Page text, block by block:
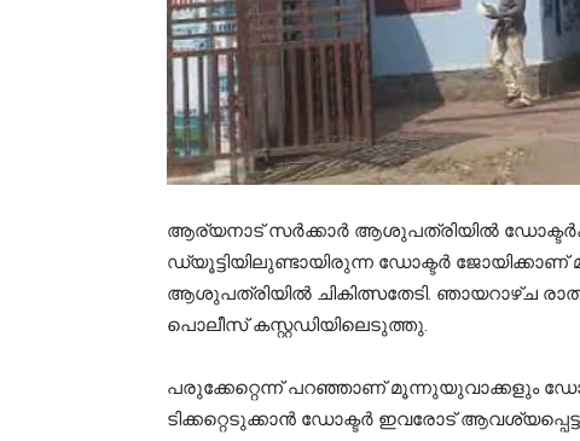
ആര്യനാട് സർക്കാർ ആശുപത്രിയില്‍
ഡ്യൂട്ടിയിലുണ്ടായിരുന്ന ഡോക്ടര്‍ ജോയിക്കാണ്
ആശുപത്രിയില്‍ ചികിത്സതേടി. ഞായറാഴ്ച
പൊലീസ് കസ്റ്റഡിയിലെടുത്തു.
പരുക്കേറ്റെന്ന് പറഞ്ഞാണ് മൂന്നുയുവാക്കളും
ടിക്കറ്റെടുക്കാന്‍ ഡോക്ടര്‍ ഇവരോട്